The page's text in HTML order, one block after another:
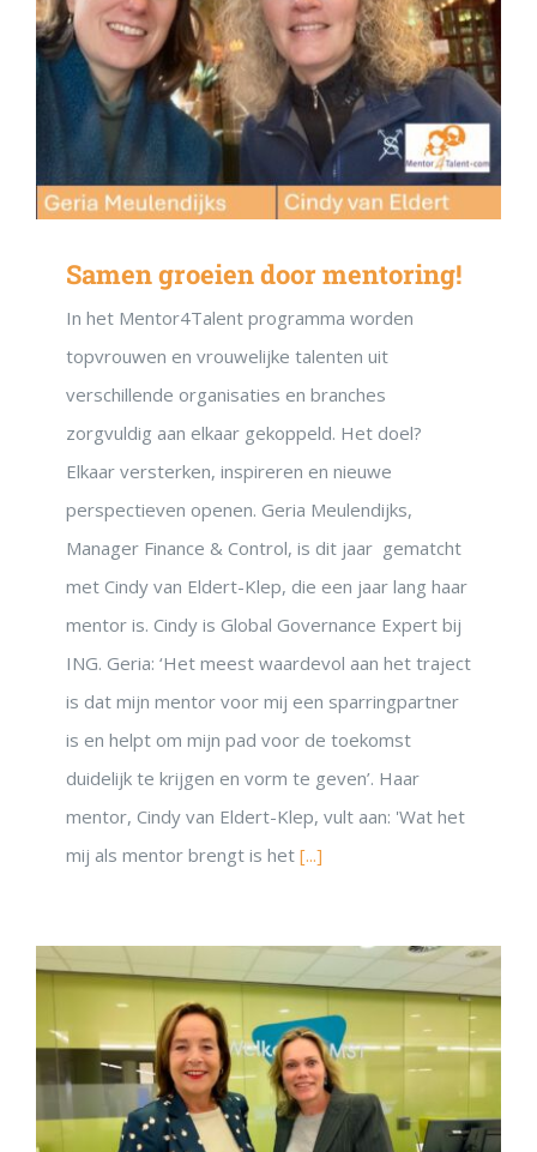
Samen groeien door mentoring!
In het Mentor4Talent programma worden
topvrouwen en vrouwelijke talenten uit
verschillende organisaties en branches
zorgvuldig aan elkaar gekoppeld. Het doel?
Elkaar versterken, inspireren en nieuwe
perspectieven openen. Geria Meulendijks,
Manager Finance & Control, is dit jaar gematcht
met Cindy van Eldert-Klep, die een jaar lang haar
mentor is. Cindy is Global Governance Expert bij
ING. Geria: ‘Het meest waardevol aan het traject
is dat mijn mentor voor mij een sparringpartner
is en helpt om mijn pad voor de toekomst
duidelijk te krijgen en vorm te geven’. Haar
mentor, Cindy van Eldert-Klep, vult aan: 'Wat het
mij als mentor brengt is het [...]